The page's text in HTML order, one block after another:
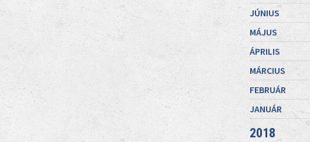
JÚNIUS
MÁJUS
ÁPRILIS
MÁRCIUS
FEBRUÁR
JANUÁR
2018